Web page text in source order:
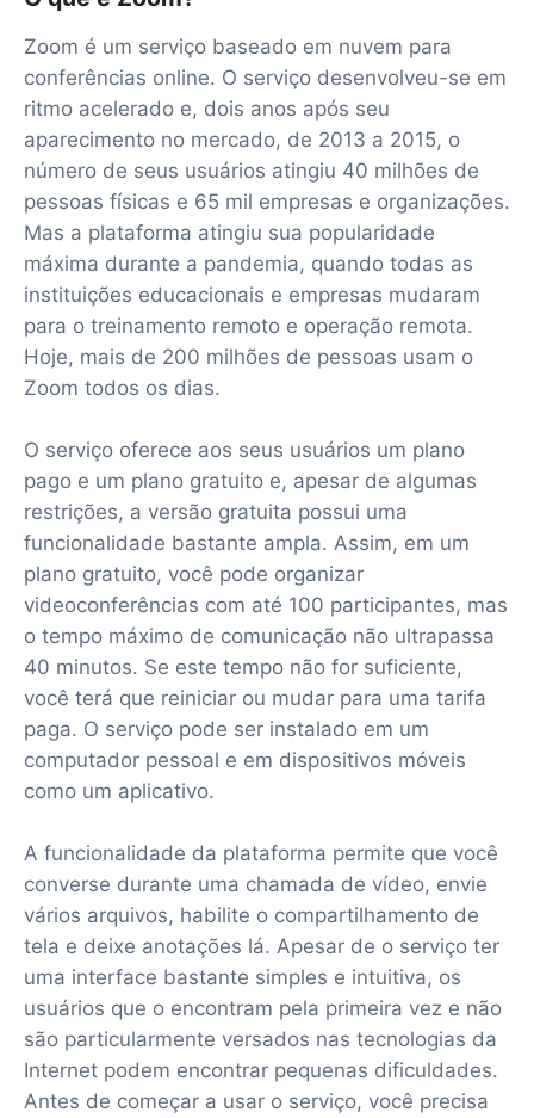
Zoom é um serviço baseado em nuvem para
conferências online. O serviço desenvolveu-se em
ritmo acelerado e, dois anos após seu
aparecimento no mercado, de 2013 a 2015, o
número de seus usuários atingiu 40 milhões de
pessoas físicas e 65 mil empresas e organizações.
Mas a plataforma atingiu sua popularidade
máxima durante a pandemia, quando todas as
instituições educacionais e empresas mudaram
para o treinamento remoto e operação remota.
Hoje, mais de 200 milhões de pessoas usam o
Zoom todos os dias.
O serviço oferece aos seus usuários um plano
pago e um plano gratuito e, apesar de algumas
restrições, a versão gratuita possui uma
funcionalidade bastante ampla. Assim, em um
plano gratuito, você pode organizar
videoconferências com até 100 participantes, mas
o tempo máximo de comunicação não ultrapassa
40 minutos. Se este tempo não for suficiente,
você terá que reiniciar ou mudar para uma tarifa
paga. O serviço pode ser instalado em um
computador pessoal e em dispositivos móveis
como um aplicativo.
A funcionalidade da plataforma permite que você
converse durante uma chamada de vídeo, envie
vários arquivos, habilite o compartilhamento de
tela e deixe anotações lá. Apesar de o serviço ter
uma interface bastante simples e intuitiva, os
usuários que o encontram pela primeira vez e não
são particularmente versados nas tecnologias da
Internet podem encontrar pequenas dificuldades.
Antes de começar a usar o serviço, você precisa